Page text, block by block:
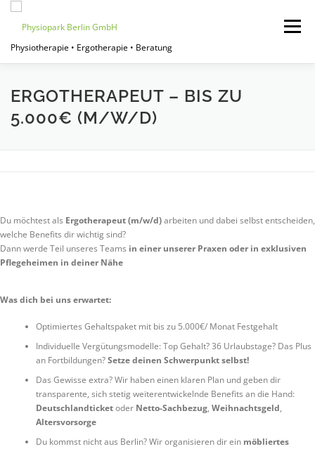
springen
Physiotherapie • Ergotherapie • Beratung
Menü
START JOBPORTAL FÜR THERAPEUTEN
ERGOTHERAPEUT – BIS ZU
5.000€ (M/W/D)
Du möchtest als Ergotherapeut (m/w/d)arbeiten und dabei selbst entscheiden,
welche Benefits dir wichtig sind?
Dann werde Teil unseres Teams in einer unserer Praxen oder in exklusiven
Pflegeheimen in deiner Nähe
Was dich bei uns erwartet:
Optimiertes Gehaltspaket mit bis zu 5.000€/ Monat Festgehalt
Individuelle Vergütungsmodelle: Top Gehalt? 36 Urlaubstage? Das Plus
an Fortbildungen?Setze deinen Schwerpunkt selbst!
Das Gewisse extra? Wir haben einen klaren Plan und geben dir
transparente, sich stetig weiterentwickelnde Benefits an die Hand:
Deutschlandticketoder Netto-Sachbezug, Weihnachtsgeld,
Altersvorsorge
Du kommst nicht aus Berlin? Wir organisieren dir ein möbliertes